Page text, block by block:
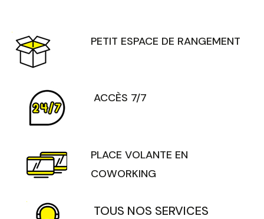
PETIT ESPACE DE RANGEMENT
ACCÈS 7/7
PLACE VOLANTE EN
COWORKING
TOUS NOS SERVICES